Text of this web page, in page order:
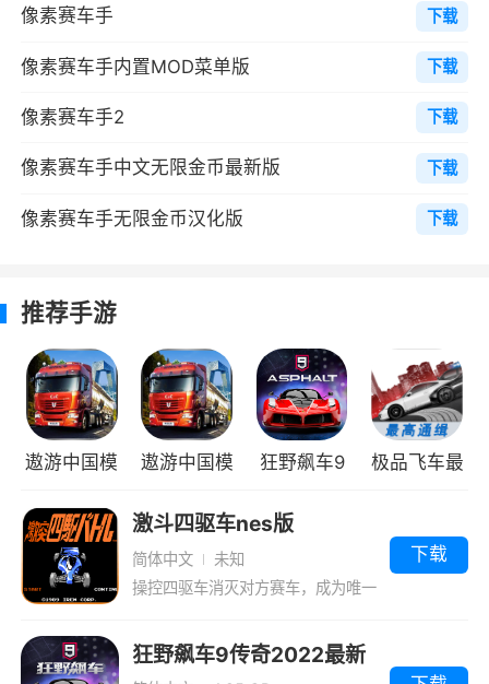
车，感受最刺激的速度
小编评价
1、在3D高画质赛车游戏遍地都是的现在，
这款2D复古风格的赛车游戏显得非常独特，但这
款游戏有着让你想不到的丰富玩法，可谓是含有
剧毒!因为，这游戏居然有离合和手动档卧槽!而且
2、像素赛车手无限金币版中，你可以在这
里得到欢乐无比的竞技体验，你想怎么玩都是可
以的，具有着极高的游戏玩法，你想怎么玩，就
可以怎么玩，乐趣多多，玩法多多，玩家可以在
这里进行各种车辆的改造，提高他们的性能，你
想怎么玩，都是可以的
像素赛车手 下载
像素赛车手内置MOD菜单版 下载
像素赛车手2 下载
像素赛车手中文无限金币最新版 下载
像素赛车手无限金币汉化版 下载
推荐手游
遨游中国模
拟器2无限
金币版
遨游中国模
狂野飙车9
极品飞车最
版
激斗四驱车nes版
简体中文
未知
操控四驱车消灭对方赛车，成为唯一
下载
狂野飙车9传奇2022最新